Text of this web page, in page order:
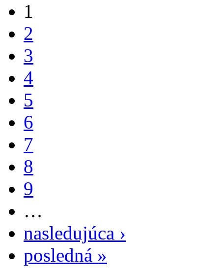
1
2
3
4
5
6
7
8
9
…
nasledujúca ›
posledná »